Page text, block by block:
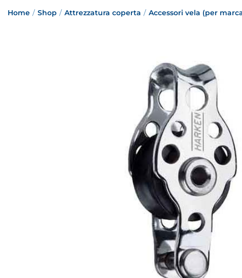
Home / Shop / Attrezzatura coperta / Accessori vela (per